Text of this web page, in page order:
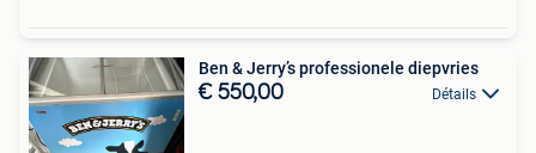
Ben & Jerry’s professionele diepvries
€ 550,00 Détails